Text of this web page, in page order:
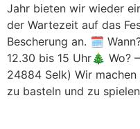
Jahr bieten wir wieder
der Wartezeit auf das
Bescherung an. 🗓️
12.30 bis 15 Uhr🎄 Wo?
24884 Selk) Wir
zu basteln und zu